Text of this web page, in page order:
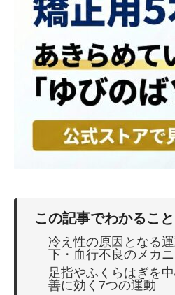
この記事でわかること
冷え性の原因となる
下・血行不良のメカ
足指やふくらはぎを
善に効く7つの運動